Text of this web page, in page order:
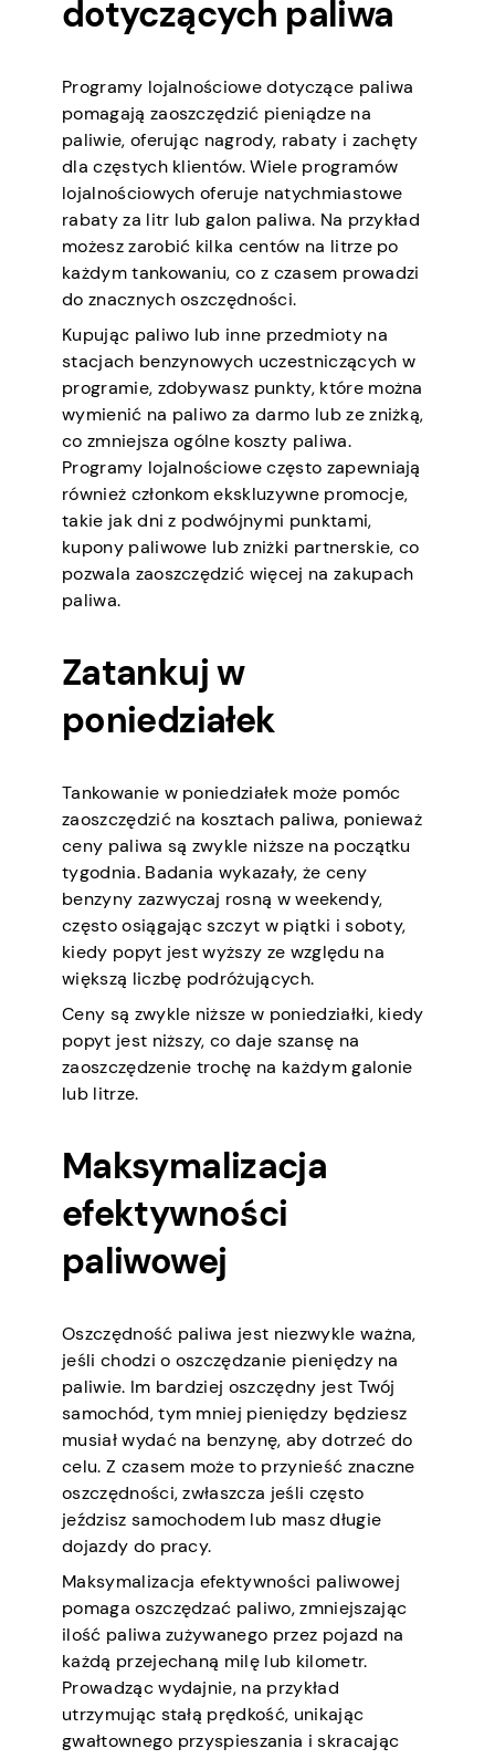
dotyczących paliwa
Programy lojalnościowe dotyczące paliwa
pomagają zaoszczędzić pieniądze na
paliwie, oferując nagrody, rabaty i zachęty
dla częstych klientów. Wiele programów
lojalnościowych oferuje natychmiastowe
rabaty za litr lub galon paliwa. Na przykład
możesz zarobić kilka centów na litrze po
każdym tankowaniu, co z czasem prowadzi
do znacznych oszczędności.
Kupując paliwo lub inne przedmioty na
stacjach benzynowych uczestniczących w
programie, zdobywasz punkty, które można
wymienić na paliwo za darmo lub ze zniżką,
co zmniejsza ogólne koszty paliwa.
Programy lojalnościowe często zapewniają
również członkom ekskluzywne promocje,
takie jak dni z podwójnymi punktami,
kupony paliwowe lub zniżki partnerskie, co
pozwala zaoszczędzić więcej na zakupach
paliwa.
Zatankuj w
poniedziałek
Tankowanie w poniedziałek może pomóc
zaoszczędzić na kosztach paliwa, ponieważ
ceny paliwa są zwykle niższe na początku
tygodnia. Badania wykazały, że ceny
benzyny zazwyczaj rosną w weekendy,
często osiągając szczyt w piątki i soboty,
kiedy popyt jest wyższy ze względu na
większą liczbę podróżujących.
Ceny są zwykle niższe w poniedziałki, kiedy
popyt jest niższy, co daje szansę na
zaoszczędzenie trochę na każdym galonie
lub litrze.
Maksymalizacja
efektywności
paliwowej
Oszczędność paliwa jest niezwykle ważna,
jeśli chodzi o oszczędzanie pieniędzy na
paliwie. Im bardziej oszczędny jest Twój
samochód, tym mniej pieniędzy będziesz
musiał wydać na benzynę, aby dotrzeć do
celu. Z czasem może to przynieść znaczne
oszczędności, zwłaszcza jeśli często
jeździsz samochodem lub masz długie
dojazdy do pracy.
Maksymalizacja efektywności paliwowej
pomaga oszczędzać paliwo, zmniejszając
ilość paliwa zużywanego przez pojazd na
każdą przejechaną milę lub kilometr.
Prowadząc wydajnie, na przykład
utrzymując stałą prędkość, unikając
gwałtownego przyspieszania i skracając